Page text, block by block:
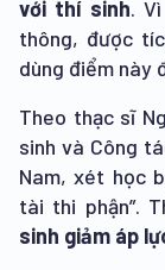
với thí sinh.
thông, được
dùng điểm này
Theo thạc sĩ
sinh và Công
Nam, xét học
tài thi phận”.
sinh giảm áp